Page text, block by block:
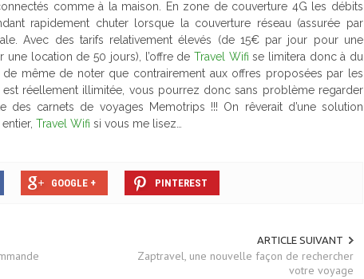
comme à la maison. En zone de couverture 4G les débits
rapidement chuter lorsque la couverture réseau (assurée par
Avec des tarifs relativement élevés (de 15€ par jour pour une
location de 50 jours), l’offre de Travel Wifi se limitera donc à du
même de noter que contrairement aux offres proposées par les
est réellement illimitée, vous pourrez donc sans problème regarder
carnets de voyages Memotrips !!! On rêverait d’une solution
Travel Wifi si vous me lisez…
GOOGLE + PINTEREST
ARTICLE SUIVANT
Zaptravel, une nouvelle façon de rechercher
votre voyage